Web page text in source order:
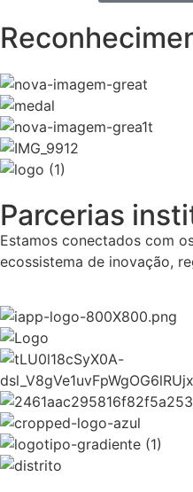
Parcerias
Estamos conectados com
ecossistema de inovação,